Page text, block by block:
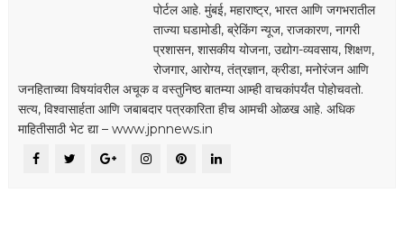
पोर्टल आहे. मुंबई, महाराष्ट्र, भारत आणि जगभरातील
ताज्या घडामोडी, ब्रेकिंग न्यूज, राजकारण, नागरी
प्रशासन, शासकीय योजना, उद्योग-व्यवसाय, शिक्षण,
रोजगार, आरोग्य, तंत्रज्ञान, क्रीडा, मनोरंजन आणि
जनहिताच्या विषयांवरील अचूक व वस्तुनिष्ठ बातम्या आम्ही वाचकांपर्यंत पोहोचवतो.
सत्य, विश्वासार्हता आणि जबाबदार पत्रकारिता हीच आमची ओळख आहे. अधिक
माहितीसाठी भेट द्या – www.jpnnews.in